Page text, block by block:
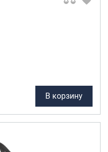
В корзину